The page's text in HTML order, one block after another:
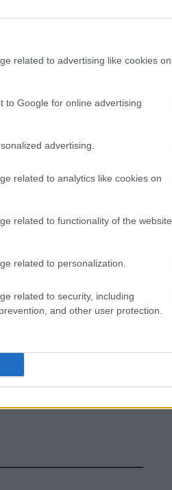
related to advertising like cookies on
to Google for online advertising
advertising.
related to analytics like cookies on
related to functionality of the website
related to personalization.
related to security, including
and other user protection.
tra i primi 10 della
anni, se poi
anche se è
punto debole può
sono molto